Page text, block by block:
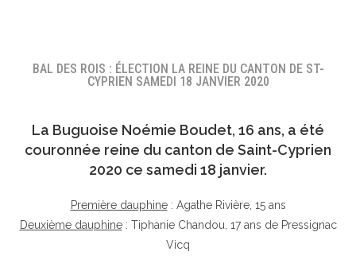
BAL DES ROIS : ÉLECTION LA REINE DU CANTON DE ST-
CYPRIEN SAMEDI 18 JANVIER 2020
La Buguoise Noémie Boudet, 16 ans, a été
couronnée reine du canton de Saint-Cyprien
2020 ce samedi 18 janvier.
Première dauphine: Agathe Rivière, 15 ans
Deuxième dauphine: Tiphanie Chandou, 17 ans de Pressignac
Vicq